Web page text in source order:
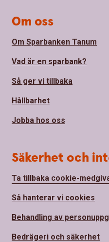
Om oss
Om Sparbanken Tanum
Vad är en sparbank?
Så ger vi tillbaka
Hållbarhet
Jobba hos oss
Säkerhet och
Ta tillbaka cookie-
Så hanterar vi cookies
Behandling av
Bedrägeri och säkerhet